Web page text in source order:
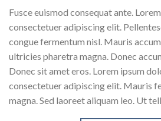
Fusce euismod consequat ante.
consectetuer adipiscing elit.
congue fermentum nisl. Mauris
ultricies pharetra magna. Donec
Donec sit amet eros. Lorem ipsum
consectetuer adipiscing elit. Mauris
magna. Sed laoreet aliquam leo. Ut